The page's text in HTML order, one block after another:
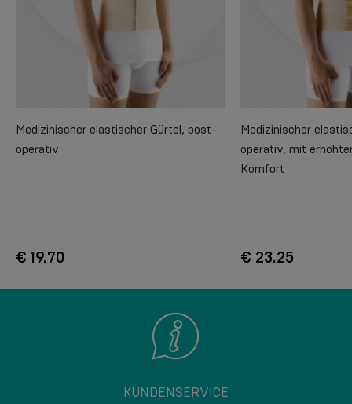
Medizinischer elastischer Gürtel, post-
operativ
€ 19.70
Medizinischer
operativ, mit
Komfort
€ 23.25
KUNDENSERVICE